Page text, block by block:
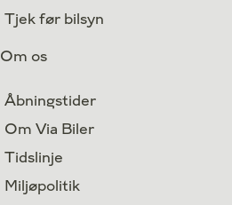
Tjek før bilsyn
Om os
Åbningstider
Om Via Biler
Tidslinje
Miljøpolitik